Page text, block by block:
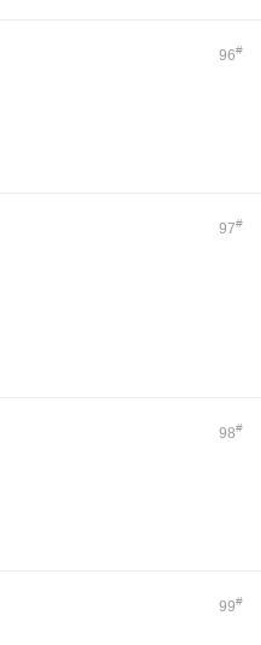
96#
97#
98#
99#